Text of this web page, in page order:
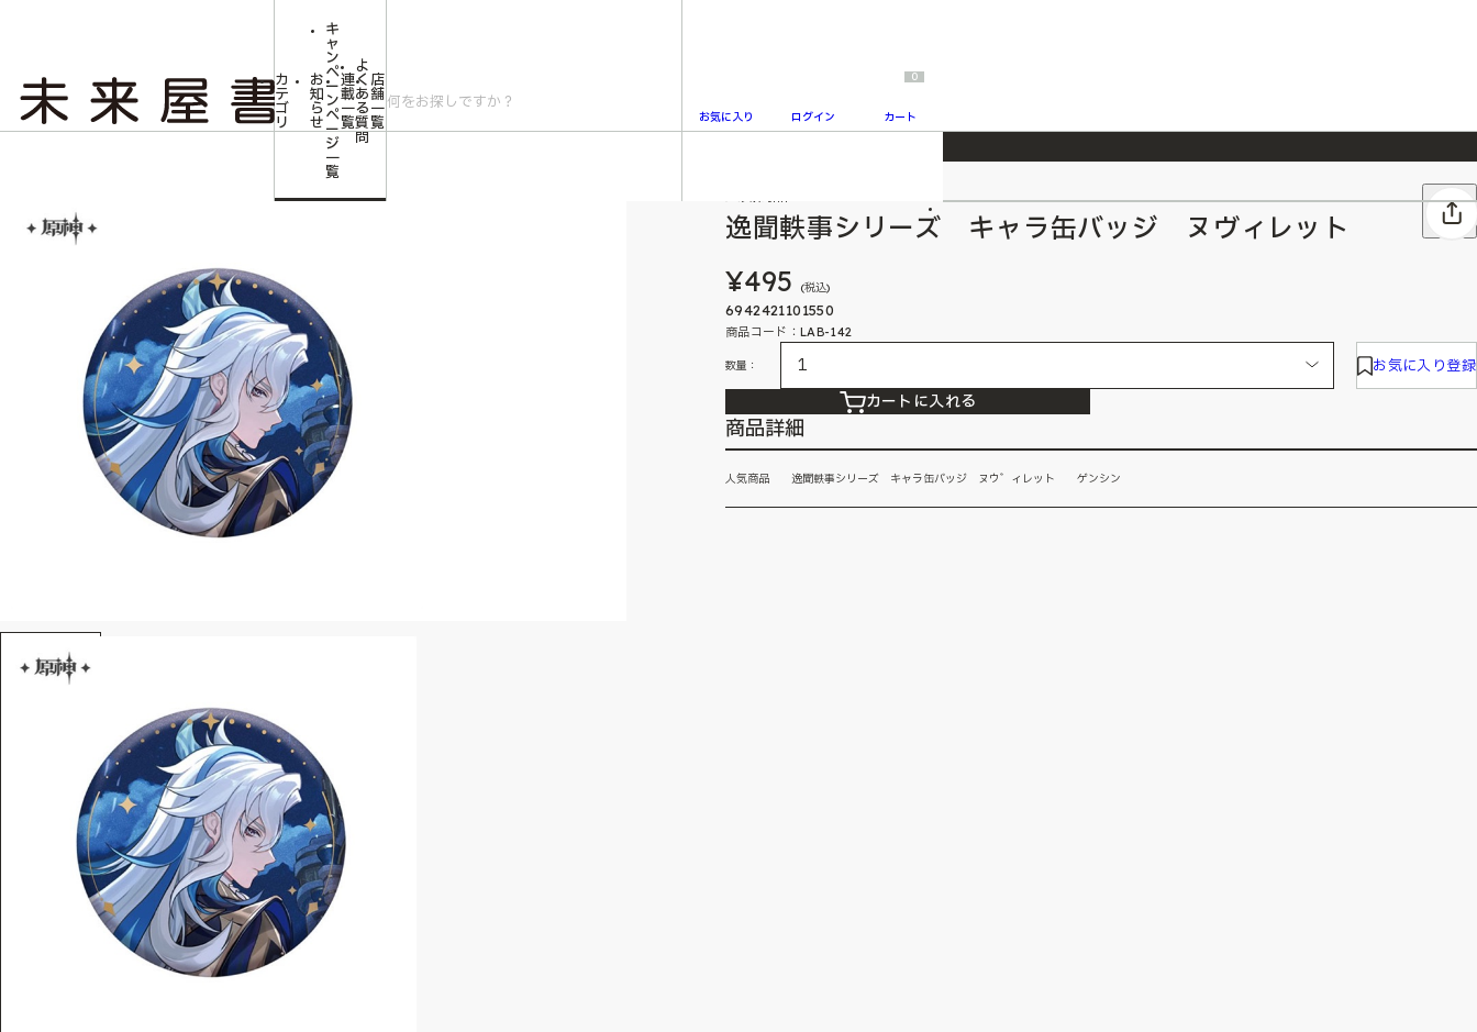
2026/7/23 『ONE PIECE magazine 021 ONE PIECEカード付き同梱版』発売延期のご案内
カ
テ
ゴ
リ
お
知
ら
せ
キ
ャ
ン
ペ
ー
ン
ペ
ー
ジ
一
覧
連
載
一
覧
よ
く
あ
る
質
問
店
舗
一
覧
お気に入り ログイン
0
カート
逸聞軼事シリーズ キャラ缶バッジ ヌヴィレット
逸聞軼事シリーズ キャラ缶バッジ ヌヴィレット
¥495 (税込)
6942421101550
商品コード：LAB-142
数量： お気に入り登録
カートに入れる
商品詳細
人気商品 逸聞軼事シリーズ キャラ缶バッジ ヌウ゛ィレット ゲンシン